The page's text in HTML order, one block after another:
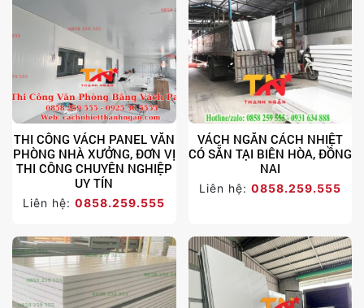
THI CÔNG VÁCH PANEL VĂN
PHÒNG NHÀ XƯỞNG, ĐƠN VỊ
THI CÔNG CHUYÊN NGHIỆP
UY TÍN
Liên hệ:0858.259.555
VÁCH NGĂN CÁCH NHIỆT
CÓ SẴN TẠI BIÊN HÒA, ĐỒNG
NAI
Liên hệ: 0858.259.555